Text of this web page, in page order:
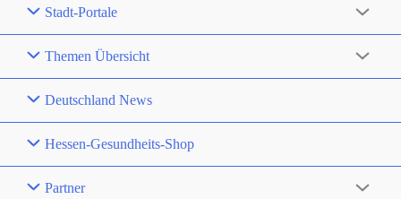
Stadt-Portale
Themen Übersicht
Deutschland News
Hessen-Gesundheits-Shop
Partner